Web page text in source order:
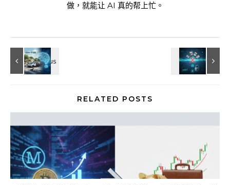
做，就能让 AI 真的帮上忙。
RELATED POSTS